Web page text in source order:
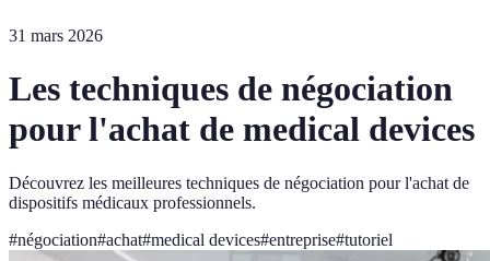
31 mars 2026
Les techniques de négociation
pour l'achat de medical devices
Découvrez les meilleures techniques de négociation pour l'achat de
dispositifs médicaux professionnels.
#négociation#achat#medical devices#entreprise#tutoriel